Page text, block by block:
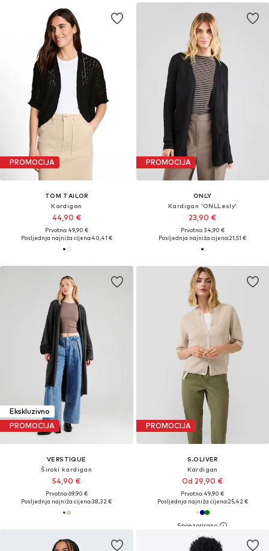
PROMOCIJA
TOM TAILOR
Kardigan
44,90 €
Prvotno: 49,90 €
Posljednja najniža cijena:40,41 €
PROMOCIJA
ONLY
Kardigan 'ONLLesly'
23,90 €
Prvotno: 34,90 €
Posljednja najniža cijena:21,51 €
Ekskluzivno
PROMOCIJA
VERSTIQUE
Široki kardigan
54,90 €
Prvotno: 69,90 €
Posljednja najniža cijena:38,32 €
PROMOCIJA
S.OLIVER
Kardigan
Od 29,90 €
Prvotno: 49,90 €
Posljednja najniža cijena:25,42 €